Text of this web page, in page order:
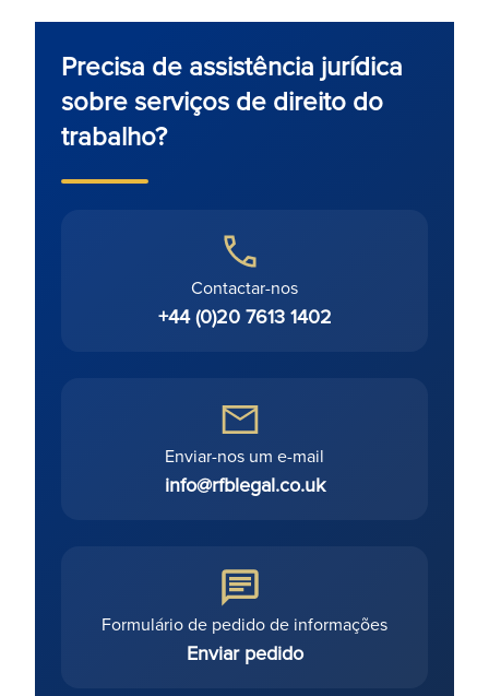
Precisa de assistência jurídica
sobre serviços de direito do
trabalho?
Contactar-nos
+44 (0)20 7613 1402
Enviar-nos um e-mail
info@rfblegal.co.uk
Formulário de pedido de informações
Enviar pedido